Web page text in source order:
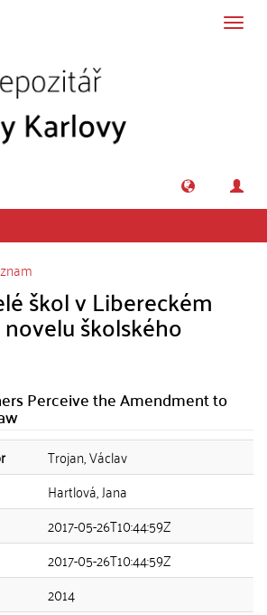
škol v Libereckém
školského
Perceive the Amendment to
Trojan, Václav
Hartlová, Jana
2017-05-26T10:44:59Z
2017-05-26T10:44:59Z
2014